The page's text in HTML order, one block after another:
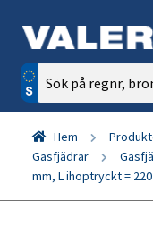
Sök
efter:
Hem
Gasfjädrar
mm, L ihoptryckt =